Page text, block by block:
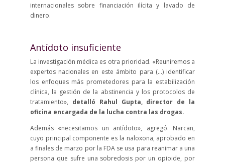
internacionales sobre financiación ilícita y lavado de
dinero.
Antídoto insuficiente
La investigación médica es otra prioridad. «Reuniremos a
expertos nacionales en este ámbito para (…) identificar
los enfoques más prometedores para la estabilización
clínica, la gestión de la abstinencia y los protocolos de
tratamiento», detalló Rahul Gupta, director de la
oficina encargada de la lucha contra las drogas.
Además «necesitamos un antídoto», agregó. Narcan,
cuyo principal componente es la naloxona, aprobado en
a finales de marzo por la FDA se usa para reanimar a una
persona que sufre una sobredosis por un opioide, por